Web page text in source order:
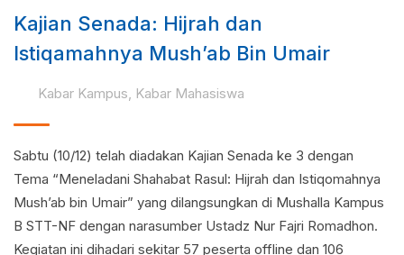
Kajian Senada: Hijrah dan
Istiqamahnya Mush’ab Bin Umair
Kabar Kampus, Kabar Mahasiswa
Sabtu (10/12) telah diadakan Kajian Senada ke 3 dengan
Tema “Meneladani Shahabat Rasul: Hijrah dan Istiqomahnya
Mush’ab bin Umair” yang dilangsungkan di Mushalla Kampus
B STT-NF dengan narasumber Ustadz Nur Fajri Romadhon.
Kegiatan ini dihadari sekitar 57 peserta offline dan 106